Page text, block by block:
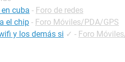
cuba - Foro de redes
el chip - Foro Móviles/PDA/GPS
y los demás si ✓ - Foro